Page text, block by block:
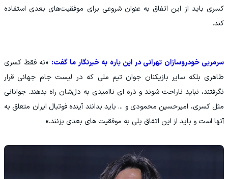
کسری باید از این اتفاق به عنوان شروعی برای موفقیت‌های بعدی استفاده
کند.
سرمربی خودروسازان تهرانی در این باره به خبرنگار ما گفت: «نه فقط کسری
طاهری بلکه سایر بازیکنان جوان تیم ملی که در لیست جام جهانی قرار
نگرفتند، نباید ناراحت شوند و ذره ای ناامیدی به دل‌شان راه بدهند. جوانانی
مثل کسری، امیرحسین محمودی و ... باید بدانند آینده فوتبال ایران متعلق به
آنها است و باید از این اتفاق پلی به موفقیت های بعدی بزنند.»